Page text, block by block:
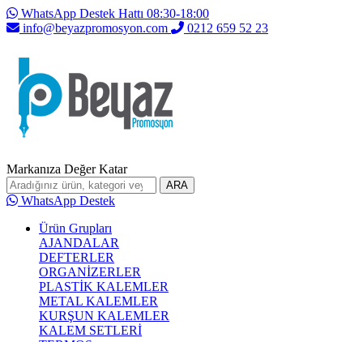
WhatsApp Destek Hattı 08:30-18:00
info@beyazpromosyon.com
0212 659 52 23
Markanıza Değer Katar
ARA
WhatsApp Destek
Ürün Grupları
AJANDALAR
DEFTERLER
ORGANİZERLER
PLASTİK KALEMLER
METAL KALEMLER
KURŞUN KALEMLER
KALEM SETLERİ